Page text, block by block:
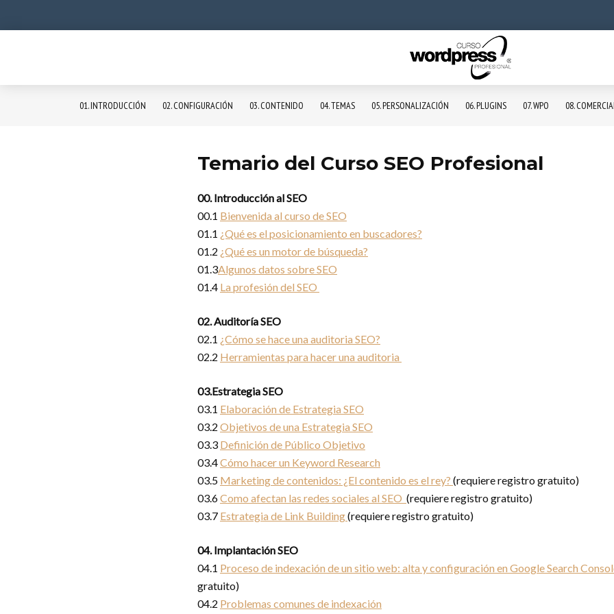
01. INTRODUCCIÓN 02. CONFIGURACIÓN 03. CONTENIDO 04. TEMAS 05. PERSONALIZACIÓN 06. PLUGINS 07. WPO 08.
Temario del Curso SEO Profesional
00. Introducción al SEO
00.1 Bienvenida al curso de SEO
01.1 ¿Qué es el posicionamiento en buscadores?
01.2 ¿Qué es un motor de búsqueda?
01.3Algunos datos sobre SEO
01.4 La profesión del SEO
02. Auditoría SEO
02.1 ¿Cómo se hace una auditoria SEO?
02.2 Herramientas para hacer una auditoria
03.Estrategia SEO
03.1 Elaboración de Estrategia SEO
03.2 Objetivos de una Estrategia SEO
03.3 Definición de Público Objetivo
03.4Cómo hacer un Keyword Research
03.5 Marketing de contenidos: ¿El contenido es el rey? (requiere registro gratuito)
03.6Como afectan las redes sociales al SEO (requiere registro gratuito)
03.7 Estrategia de Link Building(requiere registro gratuito)
04. Implantación SEO
04.1 Proceso de indexación de un sitio web: alta y configuración en Google Search
gratuito)
04.2 Problemas comunes de indexación